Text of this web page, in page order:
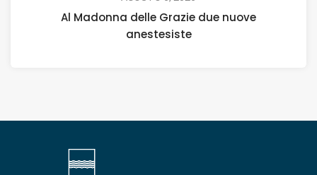
Al Madonna delle Grazie due nuove
anestesiste